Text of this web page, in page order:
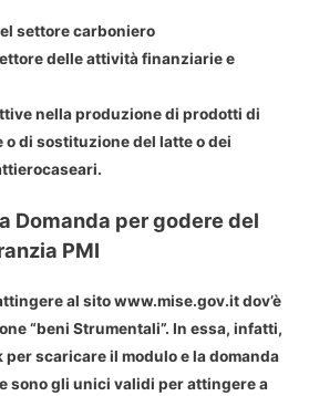
settore carboniero
delle attività finanziarie e
nella produzione di prodotti di
o di sostituzione del latte o dei
Domanda per godere del
PMI
al sito www.mise.gov.it dov’è
“beni Strumentali”. In essa, infatti,
per scaricare il modulo e la domanda
sono gli unici validi per attingere a